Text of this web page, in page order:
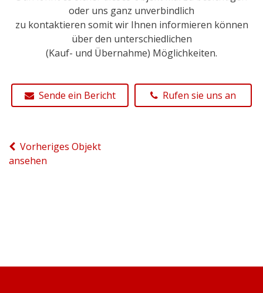
oder uns ganz unverbindlich
zu kontaktieren somit wir Ihnen informieren können
über den unterschiedlichen
(Kauf- und Übernahme) Möglichkeiten.
Sende ein Bericht Rufen sie uns an
Vorheriges Objekt
ansehen